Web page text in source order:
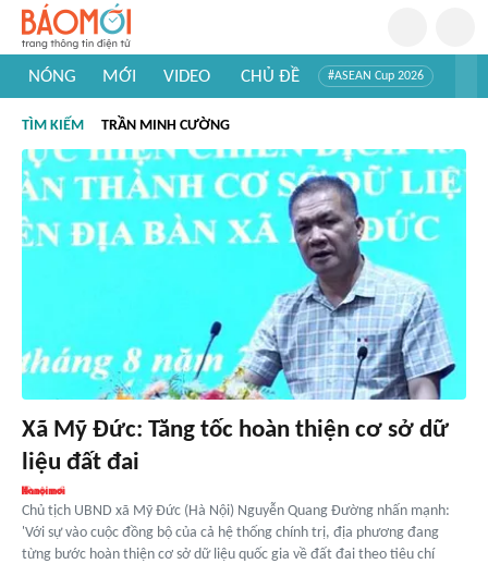
NÓNG MỚI VIDEO CHỦ ĐỀ #ASEAN Cup 2026
#Khám phá thế giới
TÌM KIẾM TRẦN MINH CƯỜNG
Xã Mỹ Đức: Tăng tốc hoàn thiện cơ sở dữ
liệu đất đai
Chủ tịch UBND xã Mỹ Đức (Hà Nội) Nguyễn Quang Đường nhấn mạnh:
'Với sự vào cuộc đồng bộ của cả hệ thống chính trị, địa phương đang
từng bước hoàn thiện cơ sở dữ liệu quốc gia về đất đai theo tiêu chí